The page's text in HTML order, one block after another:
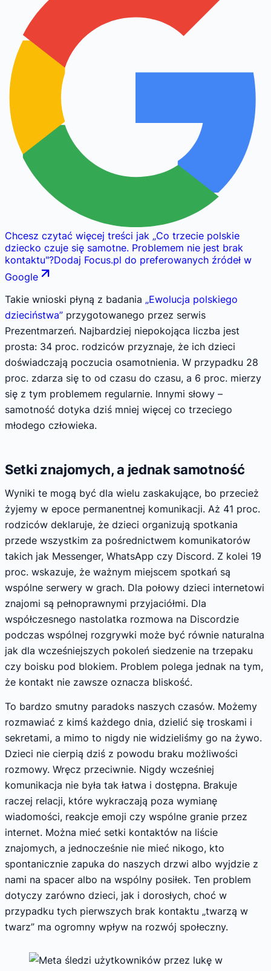
Chcesz czytać więcej treści jak „Co trzecie polskie
dziecko czuje się samotne. Problemem nie jest brak
kontaktu"?Dodaj Focus.pl do preferowanych źródeł w
Google
Takie wnioski płyną z badania „Ewolucja polskiego
dzieciństwa” przygotowanego przez serwis
Prezentmarzeń. Najbardziej niepokojąca liczba jest
prosta: 34 proc. rodziców przyznaje, że ich dzieci
doświadczają poczucia osamotnienia. W przypadku 28
proc. zdarza się to od czasu do czasu, a 6 proc. mierzy
się z tym problemem regularnie. Innymi słowy –
samotność dotyka dziś mniej więcej co trzeciego
młodego człowieka.
Setki znajomych, a jednak samotność
Wyniki te mogą być dla wielu zaskakujące, bo przecież
żyjemy w epoce permanentnej komunikacji. Aż 41 proc.
rodziców deklaruje, że dzieci organizują spotkania
przede wszystkim za pośrednictwem komunikatorów
takich jak Messenger, WhatsApp czy Discord. Z kolei 19
proc. wskazuje, że ważnym miejscem spotkań są
wspólne serwery w grach. Dla połowy dzieci internetowi
znajomi są pełnoprawnymi przyjaciółmi. Dla
współczesnego nastolatka rozmowa na Discordzie
podczas wspólnej rozgrywki może być równie naturalna
jak dla wcześniejszych pokoleń siedzenie na trzepaku
czy boisku pod blokiem. Problem polega jednak na tym,
że kontakt nie zawsze oznacza bliskość.
To bardzo smutny paradoks naszych czasów. Możemy
rozmawiać z kimś każdego dnia, dzielić się troskami i
sekretami, a mimo to nigdy nie widzieliśmy go na żywo.
Dzieci nie cierpią dziś z powodu braku możliwości
rozmowy. Wręcz przeciwnie. Nigdy wcześniej
komunikacja nie była tak łatwa i dostępna. Brakuje
raczej relacji, które wykraczają poza wymianę
wiadomości, reakcje emoji czy wspólne granie przez
internet. Można mieć setki kontaktów na liście
znajomych, a jednocześnie nie mieć nikogo, kto
spontanicznie zapuka do naszych drzwi albo wyjdzie z
nami na spacer albo na wspólny posiłek. Ten problem
dotyczy zarówno dzieci, jak i dorosłych, choć w
przypadku tych pierwszych brak kontaktu „twarzą w
twarz” ma ogromny wpływ na rozwój społeczny.